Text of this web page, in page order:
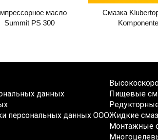
масло
Summit PS 300
Смазка
данных
персональных данных ООО
Пищевые
Жидкие
Монтажные